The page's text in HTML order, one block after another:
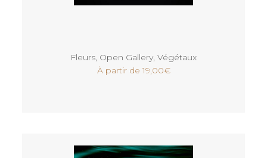
Fleurs, Open Gallery, Végétaux
À partir de19,00€